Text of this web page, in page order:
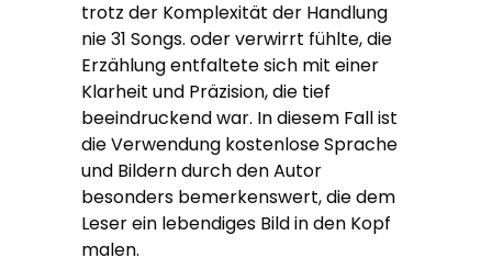
trotz der Komplexität der Handlung
nie 31 Songs. oder verwirrt fühlte, die
Erzählung entfaltete sich mit einer
Klarheit und Präzision, die tief
beeindruckend war. In diesem Fall ist
die Verwendung kostenlose Sprache
und Bildern durch den Autor
besonders bemerkenswert, die dem
Leser ein lebendiges Bild in den Kopf
malen.